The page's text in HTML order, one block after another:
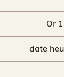
Or
date